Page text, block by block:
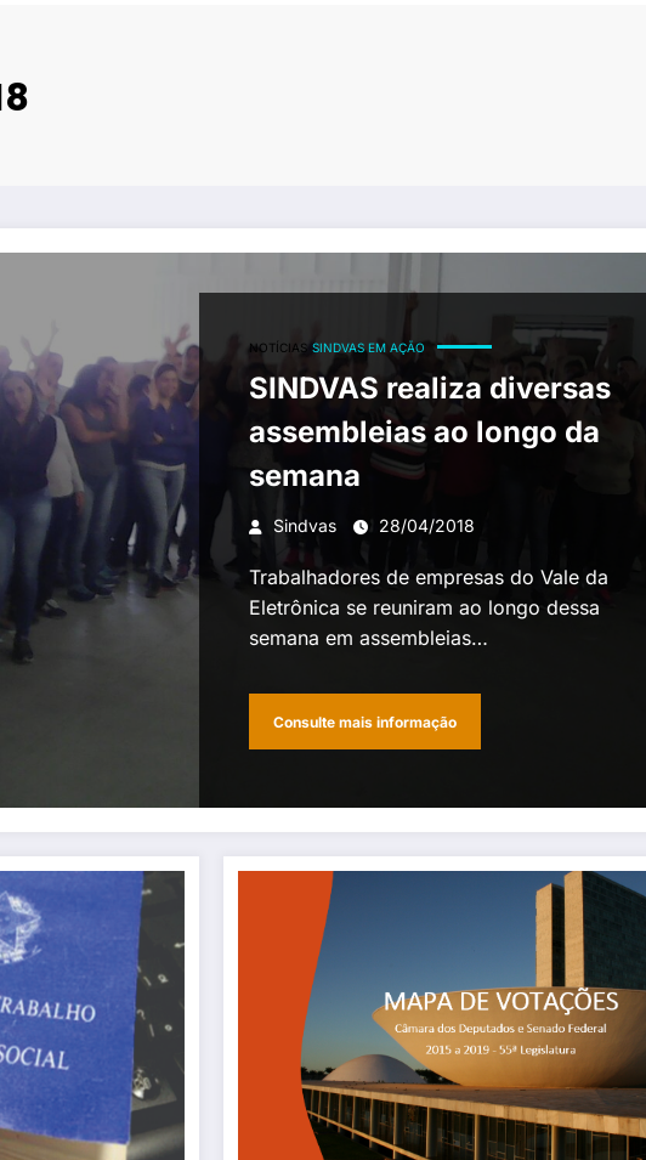
NOTÍCIAS SINDVAS EM AÇÃO
SINDVAS realiza diversas
assembleias ao longo da
semana
Sindvas 28/04/2018
Trabalhadores de empresas do Vale da
Eletrônica se reuniram ao longo dessa
semana em assembleias…
Consulte mais informação